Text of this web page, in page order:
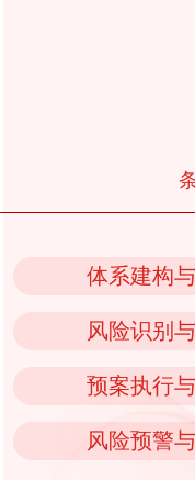
体系建构
风险识别
预案执行
风险预警